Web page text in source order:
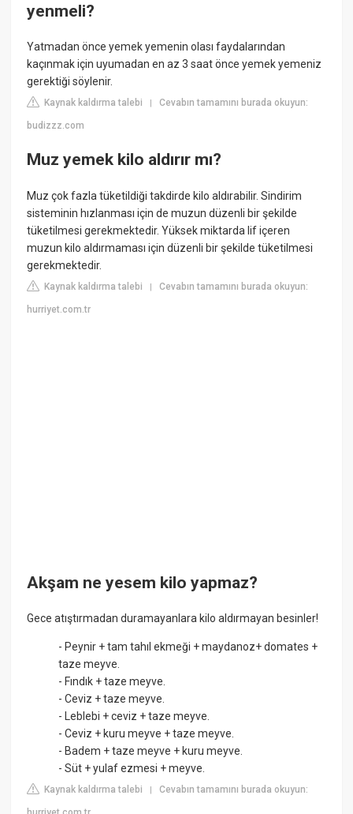
yenmeli?
Yatmadan önce yemek yemenin olası faydalarından
kaçınmak için uyumadan en az 3 saat önce yemek yemeniz
gerektiği söylenir.
Kaynak kaldırma talebi |Cevabın tamamını burada okuyun:
budizzz.com
Muz yemek kilo aldırır mı?
Muz çok fazla tüketildiği takdirde kilo aldırabilir. Sindirim
sisteminin hızlanması için de muzun düzenli bir şekilde
tüketilmesi gerekmektedir. Yüksek miktarda lif içeren
muzun kilo aldırmaması için düzenli bir şekilde tüketilmesi
gerekmektedir.
Kaynak kaldırma talebi |Cevabın tamamını burada okuyun:
hurriyet.com.tr
Akşam ne yesem kilo yapmaz?
Gece atıştırmadan duramayanlara kilo aldırmayan besinler!
- Peynir + tam tahıl ekmeği + maydanoz+ domates +
taze meyve.
- Fındık + taze meyve.
- Ceviz + taze meyve.
- Leblebi + ceviz + taze meyve.
- Ceviz + kuru meyve + taze meyve.
- Badem + taze meyve + kuru meyve.
- Süt + yulaf ezmesi + meyve.
Kaynak kaldırma talebi |Cevabın tamamını burada okuyun: